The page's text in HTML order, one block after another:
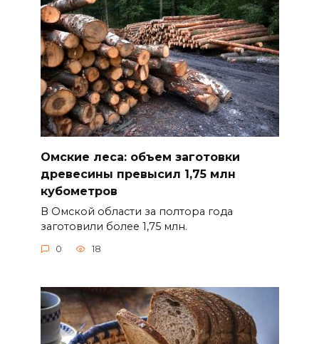
Омские леса: объем заготовки
древесины превысил 1,75 млн
кубометров
В Омской области за полтора года
заготовили более 1,75 млн.
0 18